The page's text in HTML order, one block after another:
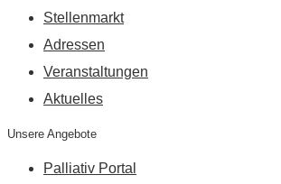
Stellenmarkt
Adressen
Veranstaltungen
Aktuelles
Unsere Angebote
Palliativ Portal